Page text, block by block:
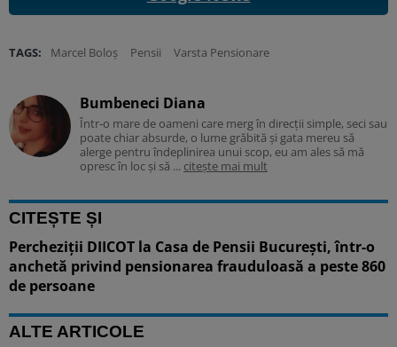
TAGS: Marcel Boloș Pensii Varsta Pensionare
Bumbeneci Diana
Într-o mare de oameni care merg în direcții simple, seci sau
poate chiar absurde, o lume grăbită și gata mereu să
alerge pentru îndeplinirea unui scop, eu am ales să mă
opresc în loc și să ... citește mai mult
CITEȘTE ȘI
Percheziții DIICOT la Casa de Pensii București, într-o
anchetă privind pensionarea frauduloasă a peste 860
de persoane
ALTE ARTICOLE